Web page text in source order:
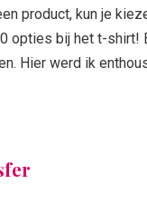
product, kun je
opties bij het t-
Hier werd ik